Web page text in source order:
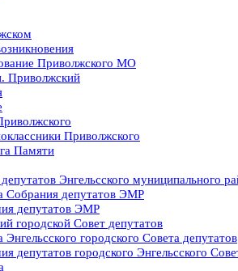
Приволжского МО
Приволжский
Приволжского
Памяти
Энгельсского муниципального
Собрания депутатов ЭМР
депутатов ЭМР
городской Совет депутатов
Энгельсского городского Совета депутатов
депутатов городского Энгельсского